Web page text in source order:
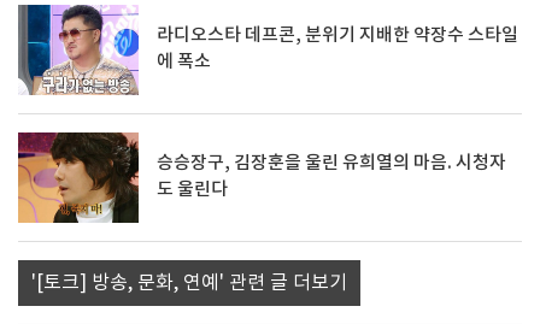
라디오스타 데프콘, 분위기 지배한 약장수 스타일
에 폭소
승승장구, 김장훈을 울린 유희열의 마음. 시청자
도 울린다
'[토크] 방송, 문화, 연예' 관련 글 더보기